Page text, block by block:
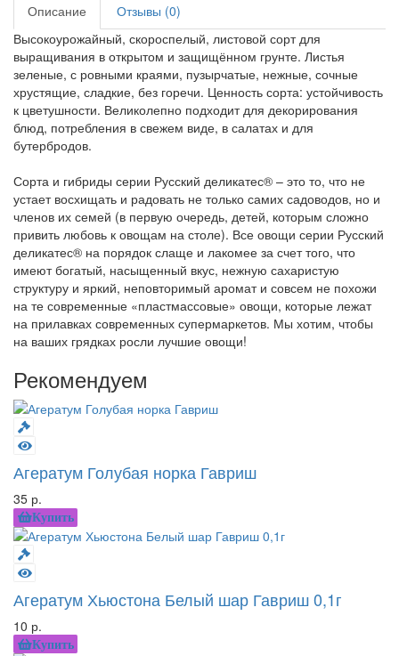
Описание
Отзывы (0)
Высокоурожайный, скороспелый, листовой сорт для
выращивания в открытом и защищённом грунте. Листья
зеленые, с ровными краями, пузырчатые, нежные, сочные
хрустящие, сладкие, без горечи. Ценность сорта: устойчивость
к цветушности. Великолепно подходит для декорирования
блюд, потребления в свежем виде, в салатах и для
бутербродов.
Сорта и гибриды серии Русский деликатес® – это то, что не
устает восхищать и радовать не только самих садоводов, но и
членов их семей (в первую очередь, детей, которым сложно
привить любовь к овощам на столе). Все овощи серии Русский
деликатес® на порядок слаще и лакомее за счет того, что
имеют богатый, насыщенный вкус, нежную сахаристую
структуру и яркий, неповторимый аромат и совсем не похожи
на те современные «пластмассовые» овощи, которые лежат
на прилавках современных супермаркетов. Мы хотим, чтобы
на ваших грядках росли лучшие овощи!
Рекомендуем
Агератум Голубая норка Гавриш
35 р.
Купить
Агератум Хьюстона Белый шар Гавриш 0,1г
10 р.
Купить